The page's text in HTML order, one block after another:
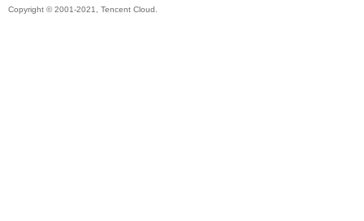
Copyright © 2001-2021, Tencent Cloud.